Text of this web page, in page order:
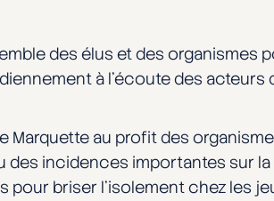
des élus et des organismes
à l’écoute des acteurs
Marquette au profit des
des incidences importantes sur
briser l’isolement chez les